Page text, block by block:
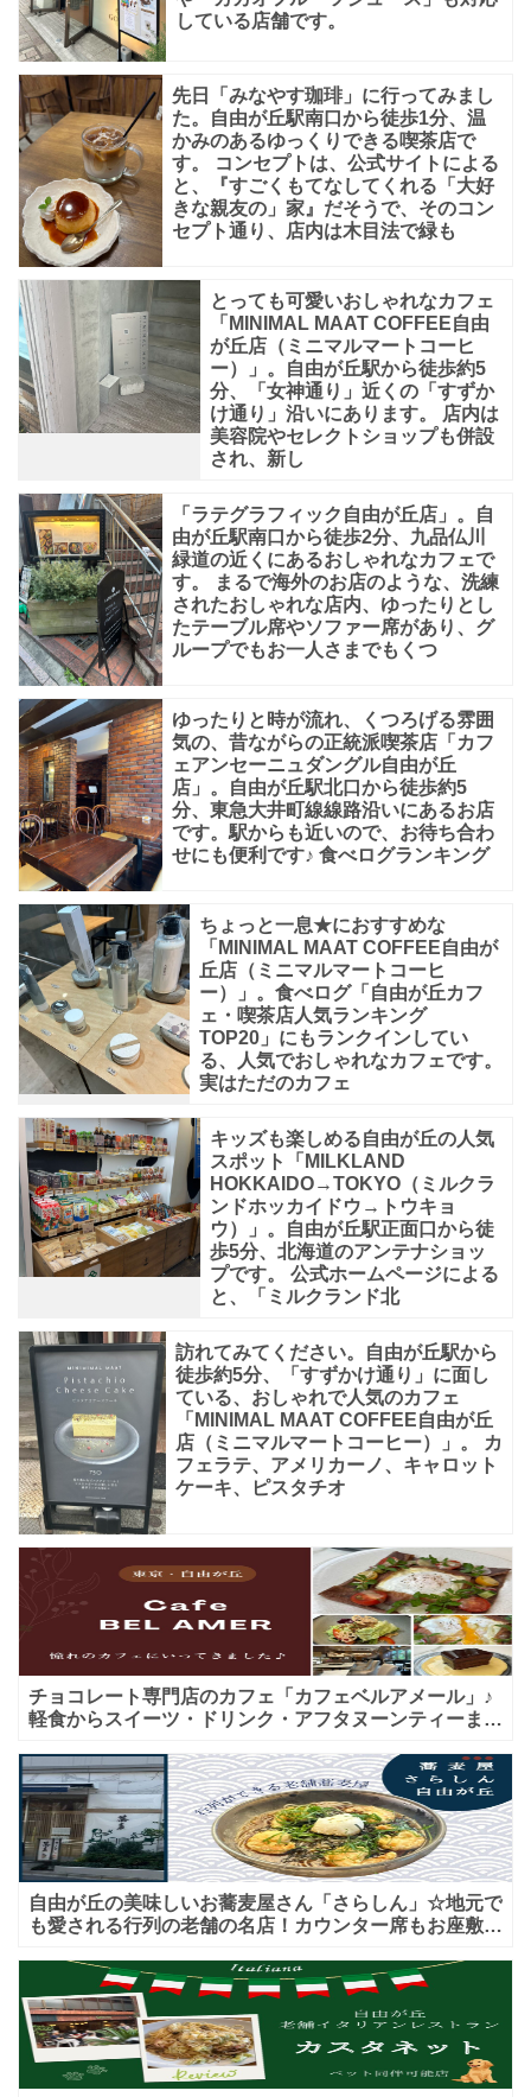
している店舗です。
先日「みなやす珈琲」に行ってみまし
た。自由が丘駅南口から徒歩1分、温
かみのあるゆっくりできる喫茶店で
す。 コンセプトは、公式サイトによる
と、『すごくもてなしてくれる「大好
きな親友の」家』だそうで、そのコン
セプト通り、店内は木目法で緑も
とっても可愛いおしゃれなカフェ
「MINIMAL MAAT COFFEE自由
が丘店（ミニマルマートコーヒ
ー）」。自由が丘駅から徒歩約5
分、「女神通り」近くの「すずか
け通り」沿いにあります。 店内は
美容院やセレクトショップも併設
され、新し
「ラテグラフィック自由が丘店」。自
由が丘駅南口から徒歩2分、九品仏川
緑道の近くにあるおしゃれなカフェで
す。 まるで海外のお店のような、洗練
されたおしゃれな店内、ゆったりとし
たテーブル席やソファー席があり、グ
ループでもお一人さまでもくつ
ゆったりと時が流れ、くつろげる雰囲
気の、昔ながらの正統派喫茶店「カフ
ェアンセーニュダングル自由が丘
店」。自由が丘駅北口から徒歩約5
分、東急大井町線線路沿いにあるお店
です。駅からも近いので、お待ち合わ
せにも便利です♪ 食べログランキング
ちょっと一息★におすすめな
「MINIMAL MAAT COFFEE自由が
丘店（ミニマルマートコーヒ
ー）」。食べログ「自由が丘カフ
ェ・喫茶店人気ランキング
TOP20」にもランクインしてい
る、人気でおしゃれなカフェです。
実はただのカフェ
キッズも楽しめる自由が丘の人気
スポット「MILKLAND
HOKKAIDO→TOKYO（ミルクラ
ンドホッカイドウ→トウキョ
ウ）」。自由が丘駅正面口から徒
歩5分、北海道のアンテナショッ
プです。 公式ホームページによる
と、「ミルクランド北
訪れてみてください。自由が丘駅から
徒歩約5分、「すずかけ通り」に面し
ている、おしゃれで人気のカフェ
「MINIMAL MAAT COFFEE自由が丘
店（ミニマルマートコーヒー）」。 カ
フェラテ、アメリカーノ、キャロット
ケーキ、ピスタチオ
チョコレート専門店のカフェ「カフェベルアメール」♪
軽食からスイーツ・ドリンク・アフタヌーンティーまで
自由が丘の美味しいお蕎麦屋さん「さらしん」☆地元で
も愛される行列の老舗の名店！カウンター席もお座敷も